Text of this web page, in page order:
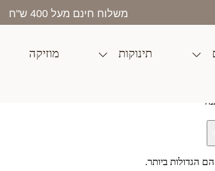
משלוח חינם מעל 400 ש"ח
תינוקות מוזיקה
מותגים Ostheimer
הגדולות ביותר.